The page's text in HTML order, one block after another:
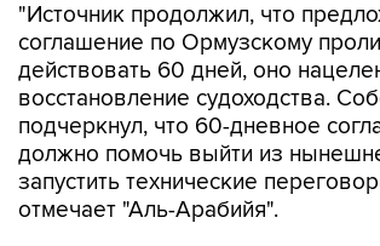
"Источник продолжил, что
соглашение по Ормузскому
действовать 60 дней, оно
восстановление судоходства.
подчеркнул, что 60-дневное
должно помочь выйти из
запустить технические
отмечает "Аль-Арабийя".